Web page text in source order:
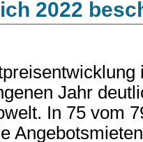
2022
Jahr
In 75 vom